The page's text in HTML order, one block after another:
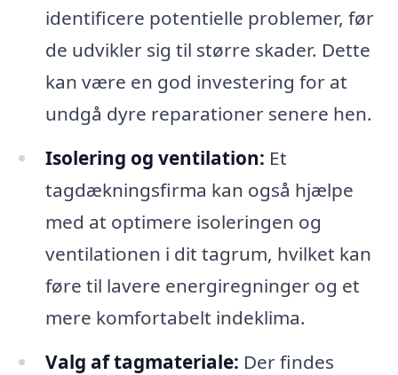
identificere potentielle problemer, før
de udvikler sig til større skader. Dette
kan være en god investering for at
undgå dyre reparationer senere hen.
Isolering og ventilation: Et
tagdækningsfirma kan også hjælpe
med at optimere isoleringen og
ventilationen i dit tagrum, hvilket kan
føre til lavere energiregninger og et
mere komfortabelt indeklima.
Valg af tagmateriale: Der findes